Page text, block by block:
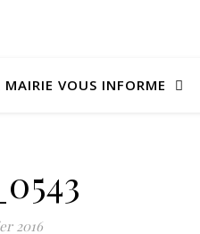
MAIRIE VOUS INFORME
2016